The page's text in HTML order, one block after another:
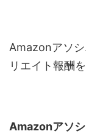
Amazonアソ
リエイト報酬
Amazonアソ